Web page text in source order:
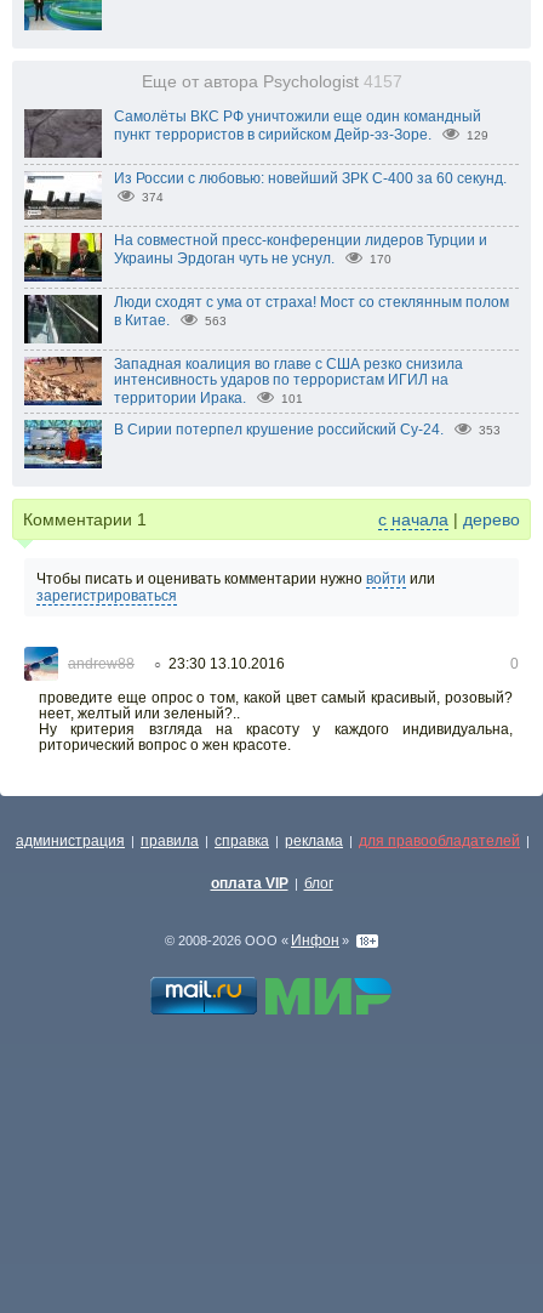
Еще от автора Psychologist 4157
Самолёты ВКС РФ уничтожили еще один командный
пункт террористов в сирийском Дейр-эз-Зоре.
129
Из России с любовью: новейший ЗРК С-400 за 60 секунд.
374
На совместной пресс-конференции лидеров Турции и
Украины Эрдоган чуть не уснул.
170
Люди сходят с ума от страха! Мост со стеклянным полом
в Китае.
563
Западная коалиция во главе с США резко снизила
интенсивность ударов по террористам ИГИЛ на
территории Ирака.
101
В Сирии потерпел крушение российский Су-24. 353
Комментарии 1 с начала | дерево
Чтобы писать и оценивать комментарии нужно войти или
зарегистрироваться
andrew88 ○ 23:30 13.10.2016
0
проведите еще опрос о том, какой цвет самый красивый, розовый?
неет, желтый или зеленый?..
Ну критерия взгляда на красоту у каждого индивидуальна,
риторический вопрос о жен красоте.
администрация | правила | справка | реклама | для правообладателей |
оплата VIP | блог
© 2008-2026 ООО « Инфон »